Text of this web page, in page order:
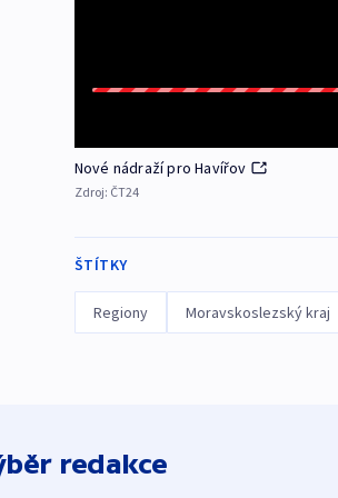
Nové nádraží pro Havířov
Zdroj: ČT24
ŠTÍTKY
Regiony Moravskoslezský kraj
redakce